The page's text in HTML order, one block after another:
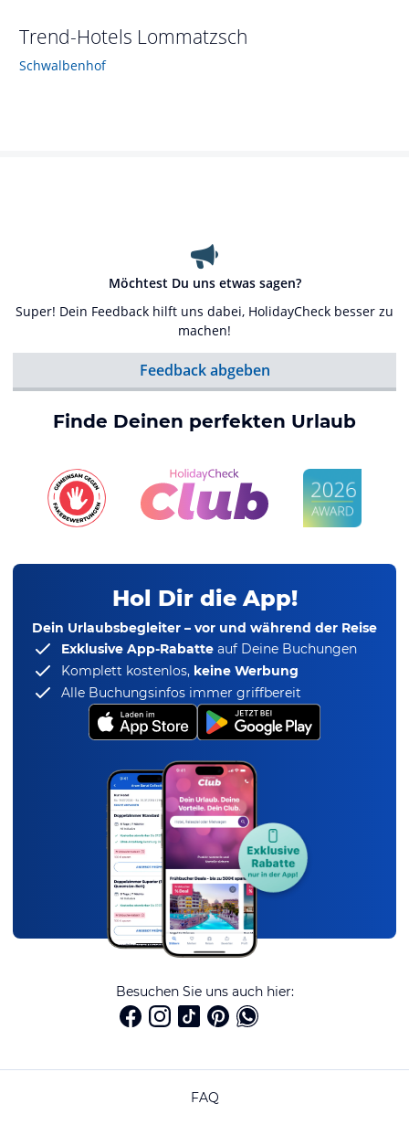
Trend-Hotels Lommatzsch
Schwalbenhof
Möchtest Du uns etwas sagen?
Super! Dein Feedback hilft uns dabei, HolidayCheck besser zu
machen!
Feedback abgeben
Finde Deinen perfekten Urlaub
Hol Dir die App!
Dein Urlaubsbegleiter – vor und während der Reise
Exklusive App-Rabatte auf Deine Buchungen
Komplett kostenlos, keine Werbung
Alle Buchungsinfos immer griffbereit
Besuchen Sie uns auch hier:
FAQ